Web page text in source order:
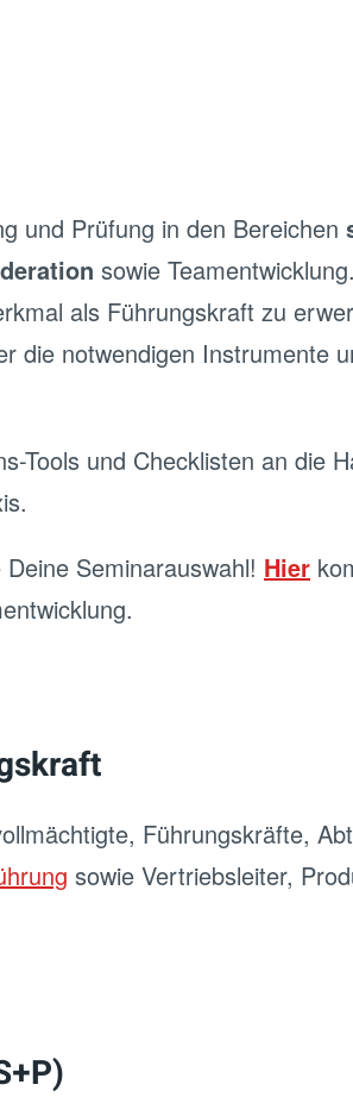
und Prüfung in den Bereichen
sowie
als Führungskraft zu
die notwendigen Instrumente
Tools und Checklisten an die
Deine Seminarauswahl! Hier
Führungskräfte,
sowie Vertriebsleiter,